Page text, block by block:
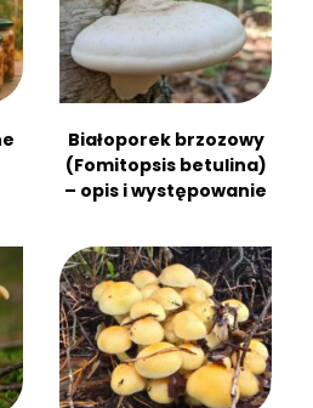
Białoporek brzozowy
(Fomitopsis betulina)
– opis i występowanie